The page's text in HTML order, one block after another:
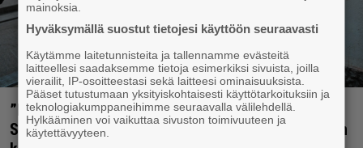
”Mitä isompi vehje, sen paremmin kulkee” –
Susanna Penttilä suuntasi Bangbussinsa Helsingin
mainoksia.
Hyväksymällä suostut tietojesi käyttöön seuraavasti
Käytämme laitetunnisteita ja tallennamme evästeitä
laitteellesi saadaksemme tietoja esimerkiksi sivuista, joilla
vierailit, IP-osoitteestasi sekä laitteesi ominaisuuksista.
Pääset tutustumaan yksityiskohtaisesti käyttötarkoituksiin ja
teknologiakumppaneihimme seuraavalla välilehdellä.
Hylkääminen voi vaikuttaa sivuston toimivuuteen ja
käytettävyyteen.